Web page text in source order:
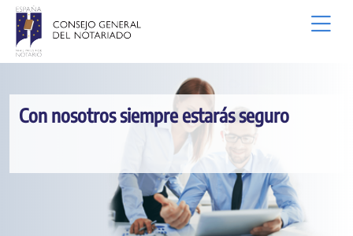
Zum Hauptinhalt springen
Con nosotros siempre estarás seguro